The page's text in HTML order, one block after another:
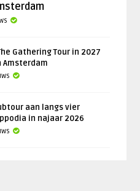
Gathering Tour in 2027
Amsterdam
aan langs vier
in najaar 2026